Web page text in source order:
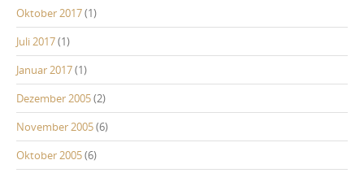
Oktober 2017(1)
Juli 2017(1)
Januar 2017(1)
Dezember 2005(2)
November 2005(6)
Oktober 2005(6)